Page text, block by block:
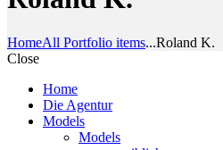
HomeAll Portfolio items...Roland K.
Close
Home
Die Agentur
Models
Models